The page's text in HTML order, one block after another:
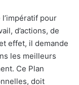
pour
d’actions, de
effet, il demande
les meilleurs
Ce Plan
doit